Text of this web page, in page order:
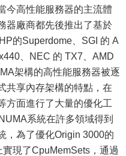
今高性能服務器的主流體
器廠商都先後推出了基於
的Superdome、SGI 的 A
、NEC 的 TX7、AMD
構的高性能服務器被逐
共享內存架構的特點，在
方面進行了大量的優化工
系統在許多領域得到
，為了優化Origin 3000的
現了CpuMemSets，通過